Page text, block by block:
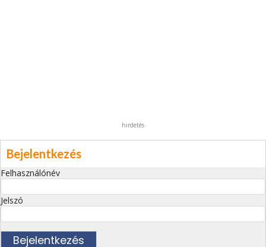
hirdetés
Bejelentkezés
Felhasználónév
Jelszó